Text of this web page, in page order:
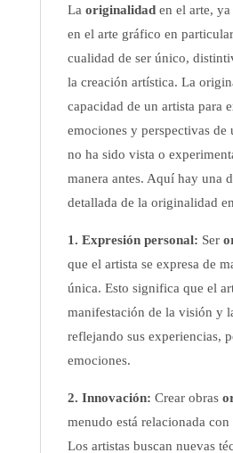
La originalidaden el arte, ya
en el arte gráfico en
cualidad de ser único,
la creación artística. La
capacidad de un artista para
emociones y perspectivas de
no ha sido vista o
manera antes. Aquí hay una
detallada de la originalidad
1. Expresión personal: Ser
que el artista se expresa de
única. Esto significa que el
manifestación de la visión y
reflejando sus experiencias,
emociones.
2. Innovación: Crear obras
menudo está relacionada
Los artistas buscan nuevas